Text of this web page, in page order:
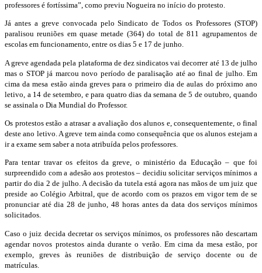
professores é fortíssima”, como previu Nogueira no início do protesto.
Já antes a greve convocada pelo Sindicato de Todos os Professores (STOP)
paralisou reuniões em quase metade (364) do total de 811 agrupamentos de
escolas em funcionamento, entre os dias 5 e 17 de junho.
A greve agendada pela plataforma de dez sindicatos vai decorrer até 13 de julho
mas o STOP já marcou novo período de paralisação até ao final de julho. Em
cima da mesa estão ainda greves para o primeiro dia de aulas do próximo ano
letivo, a 14 de setembro, e para quatro dias da semana de 5 de outubro, quando
se assinala o Dia Mundial do Professor.
Os protestos estão a atrasar a avaliação dos alunos e, consequentemente, o final
deste ano letivo. A greve tem ainda como consequência que os alunos estejam a
ir a exame sem saber a nota atribuída pelos professores.
Para tentar travar os efeitos da greve, o ministério da Educação – que foi
surpreendido com a adesão aos protestos – decidiu solicitar serviços mínimos a
partir do dia 2 de julho. A decisão da tutela está agora nas mãos de um juiz que
preside ao Colégio Arbitral, que de acordo com os prazos em vigor tem de se
pronunciar até dia 28 de junho, 48 horas antes da data dos serviços mínimos
solicitados.
Caso o juiz decida decretar os serviços mínimos, os professores não descartam
agendar novos protestos ainda durante o verão. Em cima da mesa estão, por
exemplo, greves às reuniões de distribuição de serviço docente ou de
matrículas.